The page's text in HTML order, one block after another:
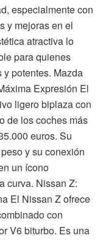
especialmente con
y mejoras en el
atractiva lo
para quienes
potentes. Mazda
Expresión El
ligero biplaza con
de los coches más
euros. Su
y su conexión
un ícono
curva. Nissan Z:
El Nissan Z ofrece
con
V6 biturbo. Es una